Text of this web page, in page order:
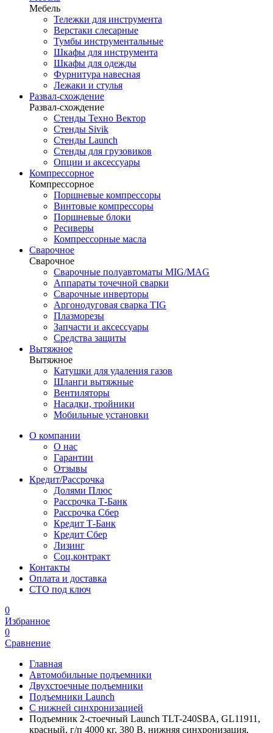
Мебель
Тележки для инструмента
Верстаки слесарные
Тумбы инструментальные
Шкафы для инструмента
Шкафы для одежды
Фурнитура навесная
Лежаки и стулья
Развал-схождение
Развал-схождение
Стенды Техно Вектор
Стенды Sivik
Стенды Launch
Стенды для грузовиков
Опции и аксессуары
Компрессорное
Компрессорное
Поршневые компрессоры
Винтовые компрессоры
Поршневые блоки
Ресиверы
Компрессорные масла
Сварочное
Сварочное
Сварочные полуавтоматы MIG/MAG
Аппараты точечной сварки
Сварочные инверторы
Аргонодуговая сварка TIG
Плазморезы
Запчасти и аксессуары
Средства защиты
Вытяжное
Вытяжное
Катушки для удаления газов
Шланги вытяжные
Вентиляторы
Насадки, тройники
Мобильные установки
О компании
О нас
Гарантии
Отзывы
Кредит/Рассрочка
Долями Плюс
Рассрочка Т-Банк
Рассрочка Сбер
Кредит Т-Банк
Кредит Сбер
Лизинг
Соц.контракт
Контакты
Оплата и доставка
СТО под ключ
0
Избранное
0
Сравнение
Главная
Автомобильные подъемники
Двухстоечные подъемники
Подъемники Launch
С нижней синхронизацией
Подъемник 2-стоечный Launch TLT-240SBA, GL11911,
красный, г/п 4000 кг, 380 В, нижняя синхронизация,